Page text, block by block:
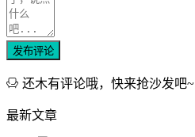
发布评论
还木有评论哦，快来抢沙发吧~
最新文章